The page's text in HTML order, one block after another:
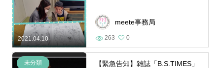
2021.04.10
meete事務局
263 0
未分類
【緊急告知】雑誌「B.S.TIMES」